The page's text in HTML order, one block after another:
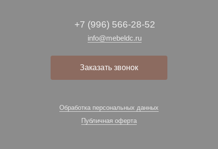
+7 (996) 566-28-52
info@mebeldc.ru
Заказать звонок
Обработка персональных данных
Публичная оферта